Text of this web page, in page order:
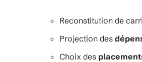
Reconstitution de
Projection des
Choix des